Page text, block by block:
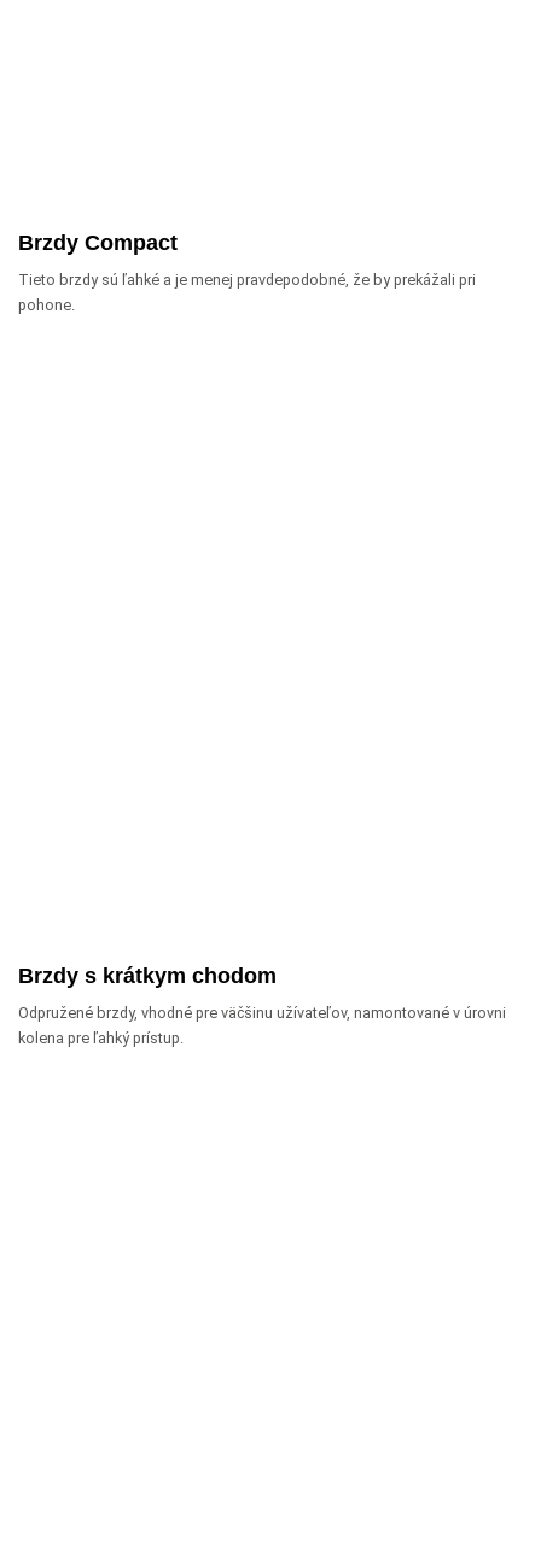
Brzdy Compact
Tieto brzdy sú ľahké a je menej pravdepodobné, že by prekážali pri
pohone.
Brzdy s krátkym chodom
Odpružené brzdy, vhodné pre väčšinu užívateľov, namontované v úrovni
kolena pre ľahký prístup.